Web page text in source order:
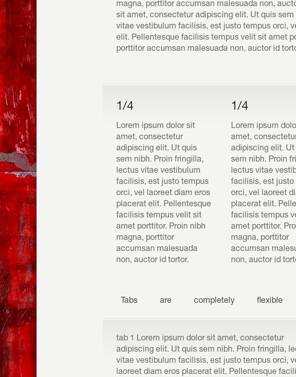
magna, porttitor accumsan malesuada non,
sit amet, consectetur adipiscing elit. Ut quis
vitae vestibulum facilisis, est justo tempus orci,
elit. Pellentesque facilisis tempus velit sit amet
porttitor accumsan malesuada non, auctor id
1/4
Lorem ipsum dolor sit
amet, consectetur
adipiscing elit. Ut quis
sem nibh. Proin fringilla,
lectus vitae vestibulum
facilisis, est justo tempus
orci, vel laoreet diam eros
placerat elit. Pellentesque
facilisis tempus velit sit
amet porttitor. Proin nibh
magna, porttitor
accumsan malesuada
non, auctor id tortor.
1/4
Lorem ipsum
amet,
adipiscing elit. Ut
sem nibh. Proin
lectus vitae
facilisis, est justo
orci, vel laoreet
placerat elit.
facilisis tempus
amet porttitor.
magna, porttitor
accumsan
non, auctor id
Tabs are completely flexible
tab 1 Lorem ipsum dolor sit amet, consectetur
adipiscing elit. Ut quis sem nibh. Proin fringilla,
vitae vestibulum facilisis, est justo tempus orci,
laoreet diam eros placerat elit. Pellentesque